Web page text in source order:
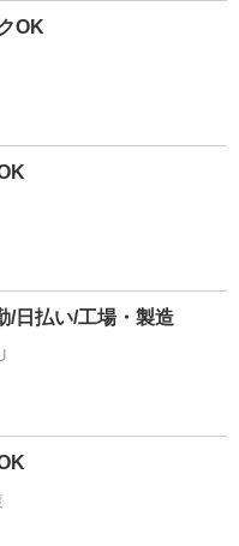
OK
/日払い/工場・製造